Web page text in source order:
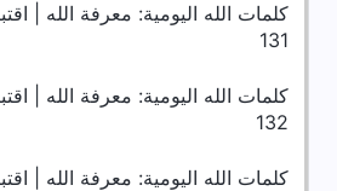
كلمات الله اليومية: معرفة الله |
131
كلمات الله اليومية: معرفة الله |
132
كلمات الله اليومية: معرفة الله |